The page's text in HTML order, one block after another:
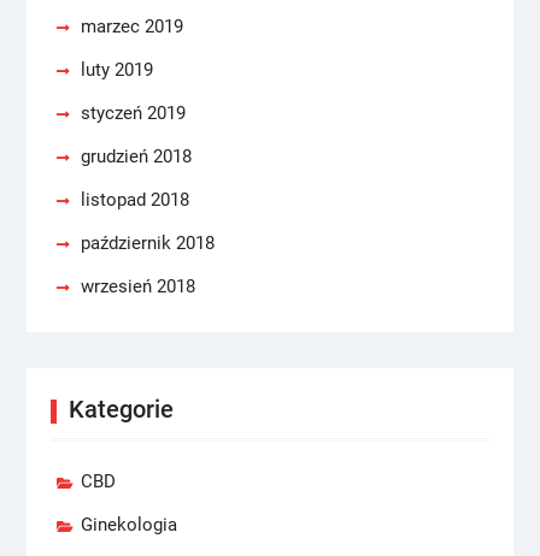
marzec 2019
luty 2019
styczeń 2019
grudzień 2018
listopad 2018
październik 2018
wrzesień 2018
Kategorie
CBD
Ginekologia